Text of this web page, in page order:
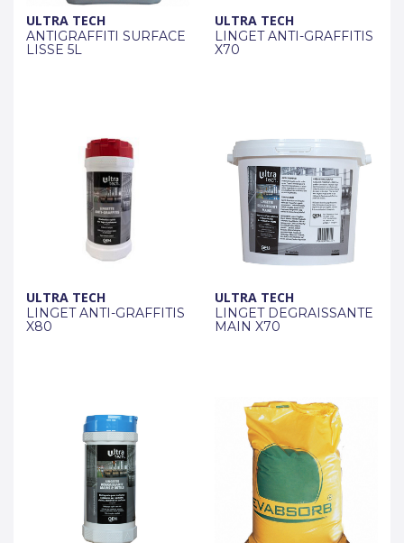
ULTRA TECH
ANTIGRAFFITI SURFACE
LISSE 5L
ULTRA TECH
LINGET ANTI-GRAFFITIS
X70
ULTRA TECH
LINGET ANTI-GRAFFITIS
X80
ULTRA TECH
LINGET DEGRAISSANTE
MAIN X70